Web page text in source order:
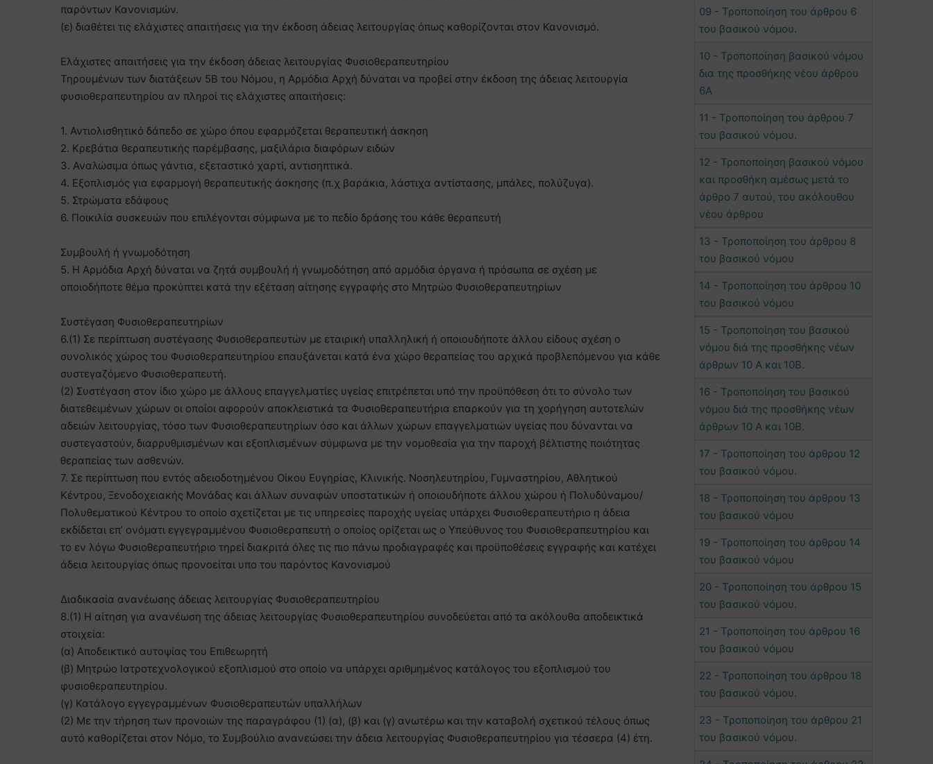
παρόντων Κανονισμών.
(ε) διαθέτει τις ελάχιστες απαιτήσεις για την έκδοση άδειας λειτουργίας όπως καθορίζονται στον Κανονισμό.
Ελάχιστες απαιτήσεις για την έκδοση άδειας λειτουργίας Φυσιοθεραπευτηρίου
Τηρουμένων των διατάξεων 5Β του Νόμου, η Αρμόδια Αρχή δύναται να προβεί στην έκδοση της άδειας λειτουργία
φυσιοθεραπευτηρίου αν πληροί τις ελάχιστες απαιτήσεις:
1. Αντιολισθητικό δάπεδο σε χώρο όπου εφαρμόζεται θεραπευτική άσκηση
2. Κρεβάτια θεραπευτικής παρέμβασης, μαξιλάρια διαφόρων ειδών
3. Αναλώσιμα όπως γάντια, εξεταστικό χαρτί, αντισηπτικά.
4. Εξοπλισμός για εφαρμογή θεραπευτικής άσκησης (π.χ βαράκια, λάστιχα αντίστασης, μπάλες, πολύζυγα).
5. Στρώματα εδάφους
6. Ποικιλία συσκευών που επιλέγονται σύμφωνα με το πεδίο δράσης του κάθε θεραπευτή
Συμβουλή ή γνωμοδότηση
5. Η Αρμόδια Αρχή δύναται να ζητά συμβουλή ή γνωμοδότηση από αρμόδια όργανα ή πρόσωπα σε σχέση με
οποιοδήποτε θέμα προκύπτει κατά την εξέταση αίτησης εγγραφής στο Μητρώο Φυσιοθεραπευτηρίων
Συστέγαση Φυσιοθεραπευτηρίων
6.(1) Σε περίπτωση συστέγασης Φυσιοθεραπευτών με εταιρική υπαλληλική ή οποιουδήποτε άλλου είδους σχέση ο
συνολικός χώρος του Φυσιοθεραπευτηρίου επαυξάνεται κατά ένα χώρο θεραπείας του αρχικά προβλεπόμενου για κάθε
συστεγαζόμενο Φυσιοθεραπευτή.
(2) Συστέγαση στον ίδιο χώρο με άλλους επαγγελματίες υγείας επιτρέπεται υπό την προϋπόθεση ότι το σύνολο των
διατεθειμένων χώρων οι οποίοι αφορούν αποκλειστικά τα Φυσιοθεραπευτήρια επαρκούν για τη χορήγηση αυτοτελών
αδειών λειτουργίας, τόσο των Φυσιοθεραπευτηρίων όσο και άλλων χώρων επαγγελματιών υγείας που δύνανται να
συστεγαστούν, διαρρυθμισμένων και εξοπλισμένων σύμφωνα με την νομοθεσία για την παροχή βέλτιστης ποιότητας
θεραπείας των ασθενών.
7. Σε περίπτωση που εντός αδειοδοτημένου Οίκου Ευγηρίας, Κλινικής. Νοσηλευτηρίου, Γυμναστηρίου, Αθλητικού
Κέντρου, Ξενοδοχειακής Μονάδας και άλλων συναφών υποστατικών ή οποιουδήποτε άλλου χώρου ή Πολυδύναμου/
Πολυθεματικού Κέντρου το οποίο σχετίζεται με τις υπηρεσίες παροχής υγείας υπάρχει Φυσιοθεραπευτήριο η άδεια
εκδίδεται επ’ ονόματι εγγεγραμμένου Φυσιοθεραπευτή ο οποίος ορίζεται ως ο Υπεύθυνος του Φυσιοθεραπευτηρίου και
το εν λόγω Φυσιοθεραπευτήριο τηρεί διακριτά όλες τις πιο πάνω προδιαγραφές και προϋποθέσεις εγγραφής και κατέχει
άδεια λειτουργίας όπως προνοείται υπο του παρόντος Κανονισμού
Διαδικασία ανανέωσης άδειας λειτουργίας Φυσιοθεραπευτηρίου
8.(1) Η αίτηση για ανανέωση της άδειας λειτουργίας Φυσιοθεραπευτηρίου συνοδεύεται από τα ακόλουθα αποδεικτικά
στοιχεία:
(α) Αποδεικτικό αυτοψίας του Επιθεωρητή
(β) Μητρώο Ιατροτεχνολογικού εξοπλισμού στο οποίο να υπάρχει αριθμημένος κατάλογος του εξοπλισμού του
φυσιοθεραπευτηρίου.
(γ) Κατάλογο εγγεγραμμένων Φυσιοθεραπευτών υπαλλήλων
(2) Με την τήρηση των προνοιών της παραγράφου (1) (α), (β) και (γ) ανωτέρω και την καταβολή σχετικού τέλους όπως
αυτό καθορίζεται στον Νόμο, το Συμβούλιο ανανεώσει την άδεια λειτουργίας Φυσιοθεραπευτηρίου για τέσσερα (4) έτη.
09 - Τροποποίηση του άρθρου 6
του βασικού νόμου.
10 - Τροποποίηση βασικού νόμου
δια της προσθήκης νέου άρθρου
6Α
11 - Τροποποίηση του άρθρου 7
του βασικού νόμου.
12 - Τροποποίηση βασικού νόμου
και προσθήκη αμέσως μετά το
άρθρο 7 αυτού, του ακόλουθου
νέου άρθρου
13 - Τροποποίηση του άρθρου 8
του βασικού νόμου
14 - Τροποποίηση του άρθρου 10
του βασικού νόμου
15 - Τροποποίηση του βασικού
νόμου διά της προσθήκης νέων
άρθρων 10 Α και 10Β.
16 - Τροποποίηση του βασικού
νόμου διά της προσθήκης νέων
άρθρων 10 Α και 10Β.
17 - Τροποποίηση του άρθρου 12
του βασικού νόμου.
18 - Τροποποίηση του άρθρου 13
του βασικού νόμου
19 - Τροποποίηση του άρθρου 14
του βασικού νόμου
20 - Τροποποίηση του άρθρου 15
του βασικού νόμου.
21 - Τροποποίηση του άρθρου 16
του βασικού νόμου
22 - Τροποποίηση του άρθρου 18
του βασικού νόμου.
23 - Τροποποίηση του άρθρου 21
του βασικού νόμου.